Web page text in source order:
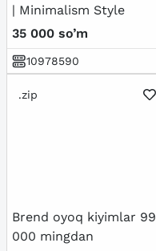
| Minimalism Style
35 000 so’m
10978590
.zip
Brend oyoq kiyimlar 99
000 mingdan